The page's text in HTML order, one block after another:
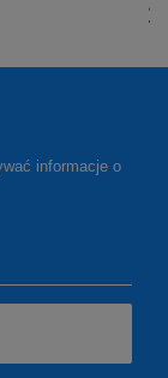
informacje o